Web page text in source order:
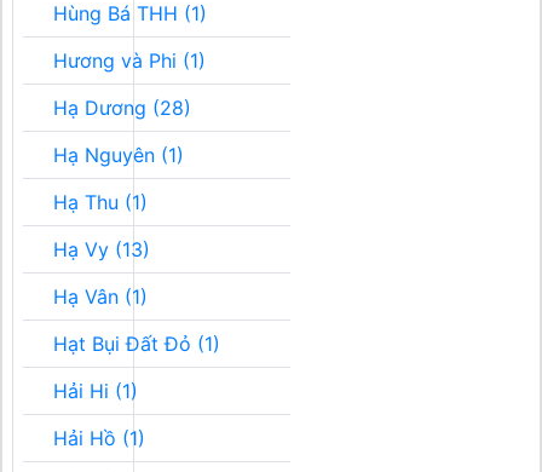
Hùng Bá THH (1)
Hương và Phi (1)
Hạ Dương (28)
Hạ Nguyên (1)
Hạ Thu (1)
Hạ Vy (13)
Hạ Vân (1)
Hạt Bụi Đất Đỏ (1)
Hải Hi (1)
Hải Hồ (1)